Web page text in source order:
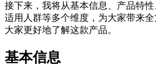
接下来，我将从基本信息、产品特性
适用人群等多个维度，为大家带来
大家更好地了解这款产品。
基本信息